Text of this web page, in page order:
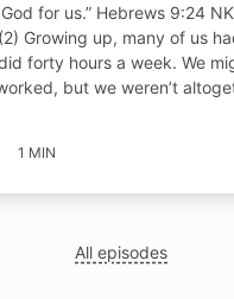
for us.” Hebrews 9:24
Growing up, many of us
forty hours a week. We
but we weren’t
1 MIN
All episodes